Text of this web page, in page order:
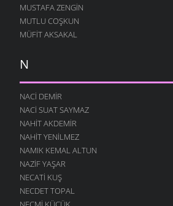
MUSTAFA ZENGIN
MUTLU COŞKUN
MÜFIT AKSAKAL
N
NACI DEMIR
NACI SUAT SAYMAZ
NAHIT AKDEMIR
NAHIT YENILMEZ
NAMIK KEMAL ALTUN
NAZIF YAŞAR
NECATI KUŞ
NECDET TOPAL